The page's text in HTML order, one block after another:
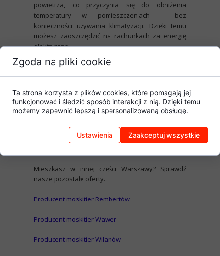
powietrza, co przyczynia się do obniżenia
temperatury w pomieszczeniach – bez
konieczności używania klimatyzacji. Dzięki temu
możesz zaoszczędzić na rachunkach za energię
elektryczną.
Moskitiery chronią przed owadami, wpływają na
poprawę zdrowia, pozwalają zaoszczędzić energię,
uwagę wszystkie te aspekty, warto zdecydować się
na współpracę z naszą firmą –producentem
Zapraszamy do kontaktu w celu omówienia
Mieszkasz w innej części Warszawy? Sprawdź
nasze pozostałe oferty.
Producent moskitier Rembertów
Producent moskitier Wawer
Producent moskitier Wilanów
Zgoda na pliki cookie
Ta strona korzysta z plików cookies, które pomagają jej
funkcjonować i śledzić sposób interakcji z nią. Dzięki temu
możemy zapewnić lepszą i spersonalizowaną obsługę.
Ustawienia Zaakceptuj wszystkie